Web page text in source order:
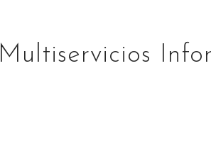
Multiservicios